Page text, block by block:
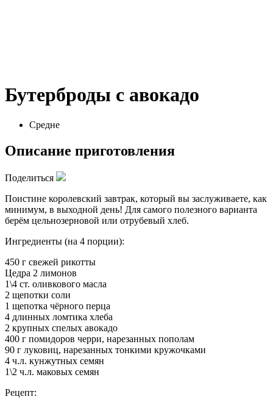
Бутерброды с авокадо
Средне
Описание приготовления
Поделиться
Поистине королевский завтрак, который вы заслуживаете, как
минимум, в выходной день! Для самого полезного варианта
берём цельнозерновой или отрубевый хлеб.
Ингредиенты (на 4 порции):
450 г свежей рикотты
Цедра 2 лимонов
1\4 ст. оливкового масла
2 щепотки соли
1 щепотка чёрного перца
4 длинных ломтика хлеба
2 крупных спелых авокадо
400 г помидоров черри, нарезанных пополам
90 г луковиц, нарезанных тонкими кружочками
4 ч.л. кунжутных семян
1\2 ч.л. маковых семян
Рецепт: